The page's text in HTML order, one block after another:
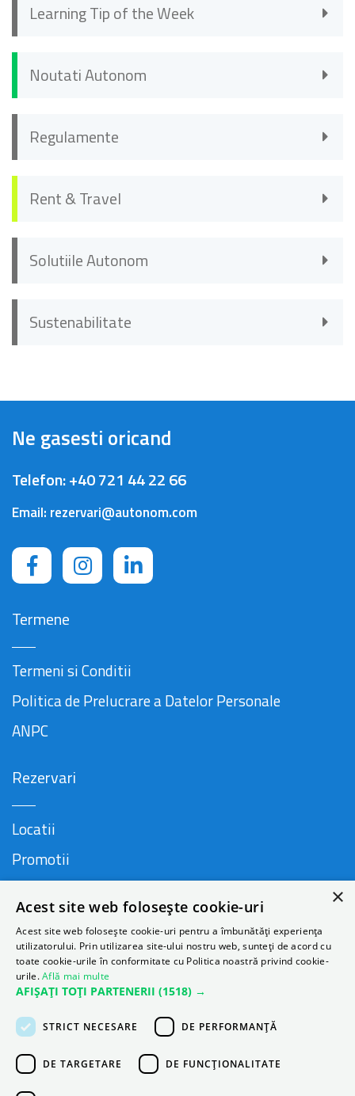
Learning Tip of the Week
Noutati Autonom
Regulamente
Rent & Travel
Solutiile Autonom
Sustenabilitate
Ne gasesti oricand
Telefon:+40 721 44 22 66
Email: rezervari@autonom.com
Termene
Termeni si Conditii
Politica de Prelucrare a Datelor Personale
ANPC
Rezervari
Locatii
Promotii
Companie
Contact
Despre Autonom
×
Acest site web folosește cookie-uri
Acest site web folosește cookie-uri pentru a îmbunătăți experiența
utilizatorului. Prin utilizarea site-ului nostru web, sunteți de acord cu
toate cookie-urile în conformitate cu Politica noastră privind cookie-
urile.Află mai multe
AFIȘAȚI TOȚI PARTENERII (1518) →
STRICT NECESARE DE PERFORMANȚĂ
DE TARGETARE DE FUNCŢIONALITATE